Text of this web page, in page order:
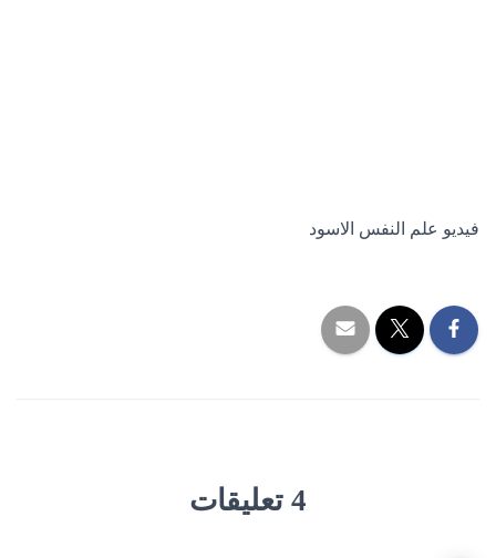
فيديو علم النفس الاسود
4 تعليقات